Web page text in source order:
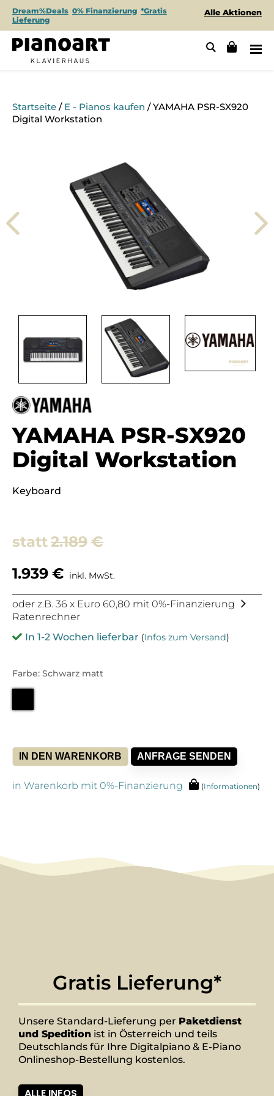
Dream%Deals 0% Finanzierung *Gratis
Lieferung
Alle Aktionen
Startseite / E - Pianos kaufen / YAMAHA PSR-SX920
Digital Workstation
YAMAHA PSR-SX920
Digital Workstation
Keyboard
2.189 €
1.939 € inkl. MwSt.
oder z.B. 36 x Euro 60,80 mit 0%-Finanzierung
Ratenrechner
In 1-2 Wochen lieferbar (Infos zum Versand)
Farbe: Schwarz matt
IN DEN WARENKORB ANFRAGE SENDEN
in Warenkorb mit 0%-Finanzierung (Informationen)
Gratis Lieferung*
Unsere Standard-Lieferung per Paketdienst
und Spedition ist in Österreich und teils
Deutschlands für Ihre Digitalpiano & E-Piano
Onlineshop-Bestellung kostenlos.